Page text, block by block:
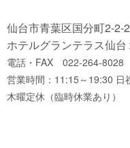
仙台市青葉区国分町2-2-2
ホテルグランテラス仙台
電話・FAX 022-264-8028
営業時間：11:15～19:30 日
木曜定休（臨時休業あり）